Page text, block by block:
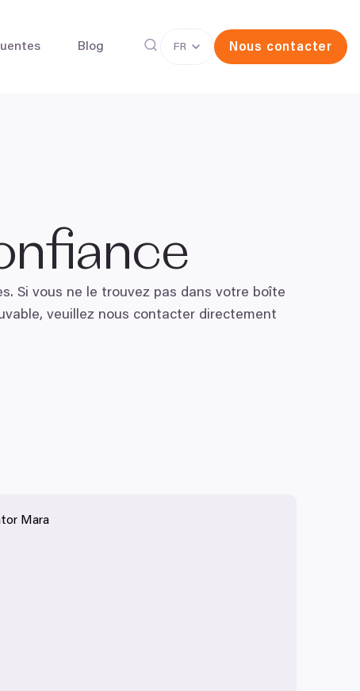
Blog FR Nous contacter
Si vous ne le trouvez pas dans votre boîte
veuillez nous contacter directement